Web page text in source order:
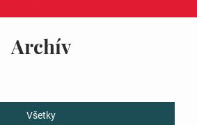
Archív
Všetky